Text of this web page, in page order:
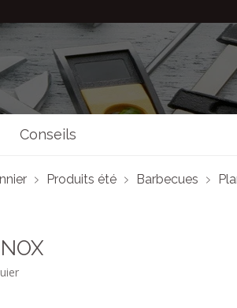
Conseils
Produits été Barbecues